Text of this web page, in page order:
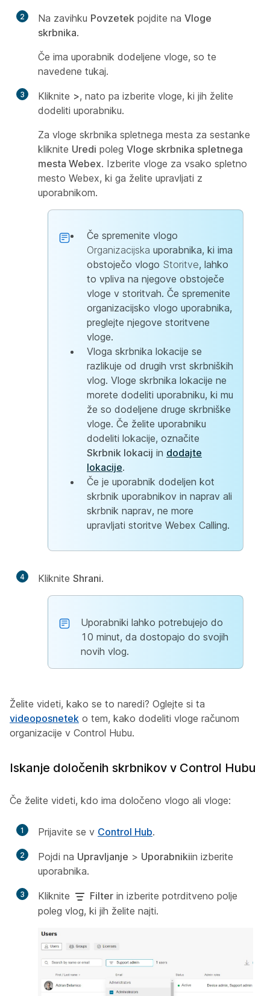
2 Na zavihku Povzetek pojdite na Vloge
skrbnika.
Če ima uporabnik dodeljene vloge, so te
navedene tukaj.
3 Kliknite >, nato pa izberite vloge, ki jih želite
dodeliti uporabniku.
Za vloge skrbnika spletnega mesta za sestanke
kliknite Uredi poleg Vloge skrbnika spletnega
mesta Webex. Izberite vloge za vsako spletno
mesto Webex, ki ga želite upravljati z
uporabnikom.
Če spremenite vlogo
Organizacijska uporabnika, ki ima
obstoječo vlogo Storitve, lahko
to vpliva na njegove obstoječe
vloge v storitvah. Če spremenite
organizacijsko vlogo uporabnika,
preglejte njegove storitvene
vloge.
Vloga skrbnika lokacije se
razlikuje od drugih vrst skrbniških
vlog. Vloge skrbnika lokacije ne
morete dodeliti uporabniku, ki mu
že so dodeljene druge skrbniške
vloge. Če želite uporabniku
dodeliti lokacije, označite
Skrbnik lokacij in dodajte
lokacije.
Če je uporabnik dodeljen kot
skrbnik uporabnikov in naprav ali
skrbnik naprav, ne more
upravljati storitve Webex Calling.
4 Kliknite Shrani.
Uporabniki lahko potrebujejo do
10 minut, da dostopajo do svojih
novih vlog.
Želite videti, kako se to naredi? Oglejte si ta
videoposnetek o tem, kako dodeliti vloge računom
organizacije v Control Hubu.
Iskanje določenih skrbnikov v Control Hubu
Če želite videti, kdo ima določeno vlogo ali vloge:
1 Prijavite se v Control Hub.
2 Pojdi na Upravljanje > Uporabnikiin izberite
uporabnika.
3 Kliknite Filter in izberite potrditveno polje
poleg vlog, ki jih želite najti.